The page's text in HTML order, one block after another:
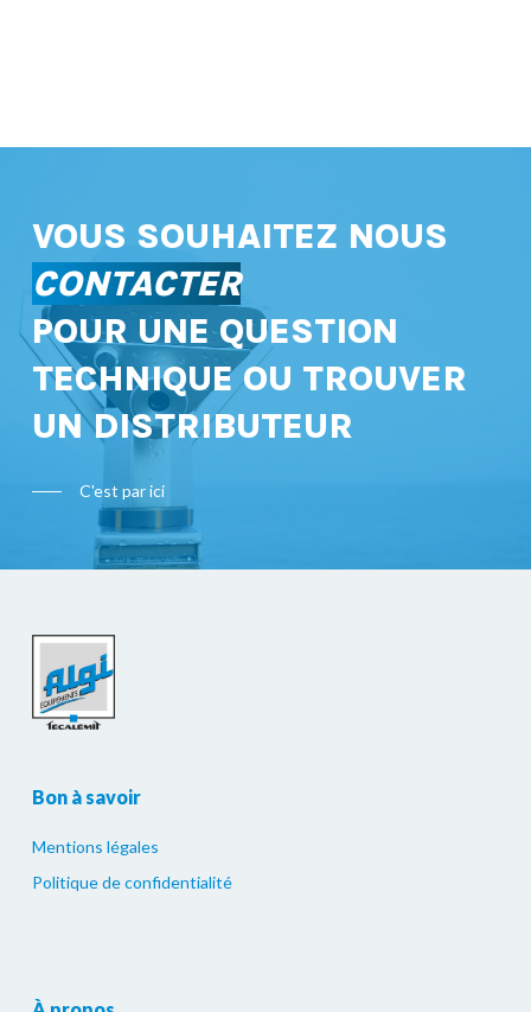
VOUS SOUHAITEZ NOUS
CONTACTER
POUR UNE QUESTION
TECHNIQUE OU TROUVER
UN DISTRIBUTEUR
C'est par ici
Bon à savoir
Mentions légales
Politique de confidentialité